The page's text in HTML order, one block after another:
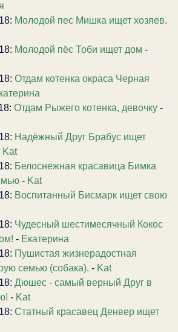
Молодой пес Мишка ищет хозяев.
Молодой пёс Тоби ищет дом -
Отдам котенка окраса Черная
Отдам Рыжего котенка, девочку -
Надёжный Друг Брабус ищет
Kat
Белоснежная красавица Бимка
- Kat
Воспитанный Бисмарк ищет свою
Чудесный шестимесячный Кокос
- Екатерина
Пушистая жизнерадостная
семью (собака). - Kat
Дюшес - самый верный Друг в
- Kat
Статный красавец Денвер ищет